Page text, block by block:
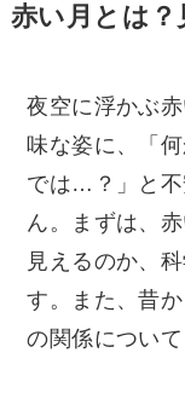
赤い月とは
夜空に浮かぶ
味な姿に、「
では…？」と不
ん。まずは、
見えるのか、
す。また、昔
の関係について